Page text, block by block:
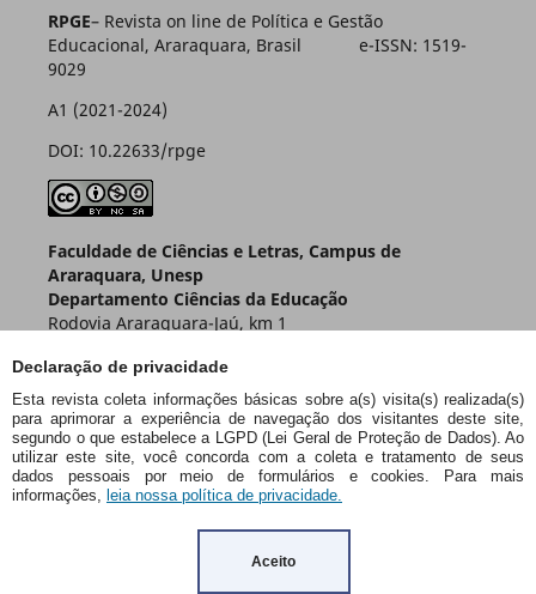
Declaração de privacidade
Esta revista coleta informações básicas sobre a(s) visita(s) realizada(s)
para aprimorar a experiência de navegação dos visitantes deste site,
segundo o que estabelece a LGPD (Lei Geral de Proteção de Dados). Ao
utilizar este site, você concorda com a coleta e tratamento de seus
dados pessoais por meio de formulários e cookies. Para mais
informações, leia nossa política de privacidade.
Aceito
RPGE– Revista on line de Política e Gestão
Educacional, Araraquara, Brasil e-ISSN: 1519-
9029
A1 (2021-2024)
DOI: 10.22633/rpge
Faculdade de Ciências e Letras, Campus de
Araraquara, Unesp
Departamento Ciências da Educação
Rodovia Araraquara-Jaú, km 1
Araraquara – SP – Brasil